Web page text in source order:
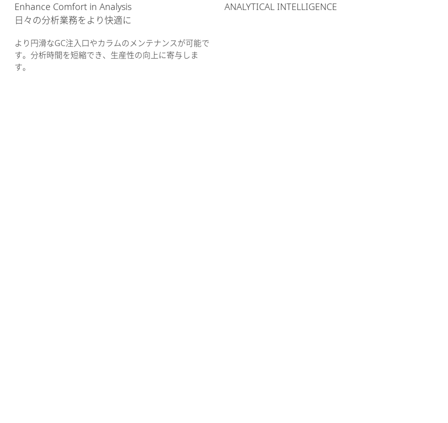
Enhance Comfort in Analysis
日々の分析業務をより快適に
より円滑なGC注入口やカラムのメンテナンスが可能で
す。分析時間を短縮でき、生産性の向上に寄与しま
す。
ANALYTICAL INTELLIGENCE